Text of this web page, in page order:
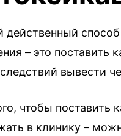
способ
– это поставить
вывести
чтобы поставить
в клинику –